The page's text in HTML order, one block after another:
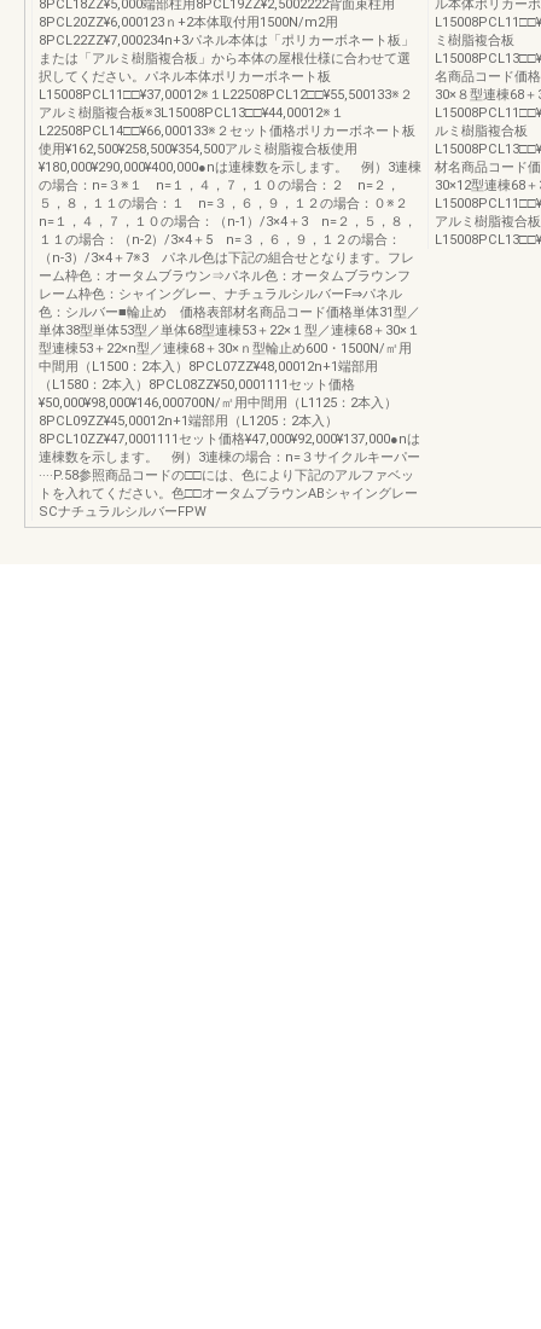
8PCL18ZZ¥5,000端部柱用8PCL19ZZ¥2,5002222背面束柱用
8PCL20ZZ¥6,000123ｎ+2本体取付用1500N/m2用
8PCL22ZZ¥7,000234n+3パネル本体は「ポリカーボネート板」
または「アルミ樹脂複合板」から本体の屋根仕様に合わせて選
択してください。パネル本体ポリカーボネート板
L15008PCL11□□¥37,00012※１L22508PCL12□□¥55,500133※２
アルミ樹脂複合板※3L15008PCL13□□¥44,00012※１
L22508PCL14□□¥66,000133※２セット価格ポリカーボネート板
使用¥162,500¥258,500¥354,500アルミ樹脂複合板使用
¥180,000¥290,000¥400,000●nは連棟数を示します。 例）3連棟
の場合：n=３※１ n=１，４，７，１０の場合：２ n=２，
５，８，１１の場合：１ n=３，６，９，１２の場合：０※２
n=１，４，７，１０の場合：（n-1）/3×4＋3 n=２，５，８，
１１の場合：（n-2）/3×4＋5 n=３，６，９，１２の場合：
（n-3）/3×4＋7※3 パネル色は下記の組合せとなります。フレ
ーム枠色：オータムブラウン⇒パネル色：オータムブラウンフ
レーム枠色：シャイングレー、ナチュラルシルバーF⇒パネル
色：シルバー■輪止め 価格表部材名商品コード価格単体31型／
単体38型単体53型／単体68型連棟53＋22×１型／連棟68＋30×１
型連棟53＋22×n型／連棟68＋30×ｎ型輪止め600・1500N/㎡用
中間用（L1500：2本入）8PCL07ZZ¥48,00012n+1端部用
（L1580：2本入）8PCL08ZZ¥50,0001111セット価格
¥50,000¥98,000¥146,000700N/㎡用中間用（L1125：2本入）
8PCL09ZZ¥45,00012n+1端部用（L1205：2本入）
8PCL10ZZ¥47,0001111セット価格¥47,000¥92,000¥137,000●nは
連棟数を示します。 例）3連棟の場合：n=３サイクルキーパー
····P.58参照商品コードの□□には、色により下記のアルファベッ
トを入れてください。色□□オータムブラウンABシャイングレー
SCナチュラルシルバーFPW
ル本体ポリカー
ミ樹脂複合板
名商品コード価
30×８型連棟68
ルミ樹脂複合板
材名商品コード
30×12型連棟68
アルミ樹脂複合板